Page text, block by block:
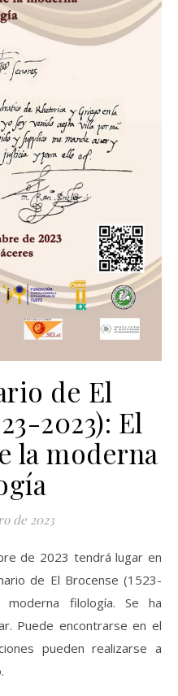
de El
2023): El
la moderna
de 2023
de El Brocense (1523-
filología. Se ha
Puede encontrarse en el
pueden realizarse a